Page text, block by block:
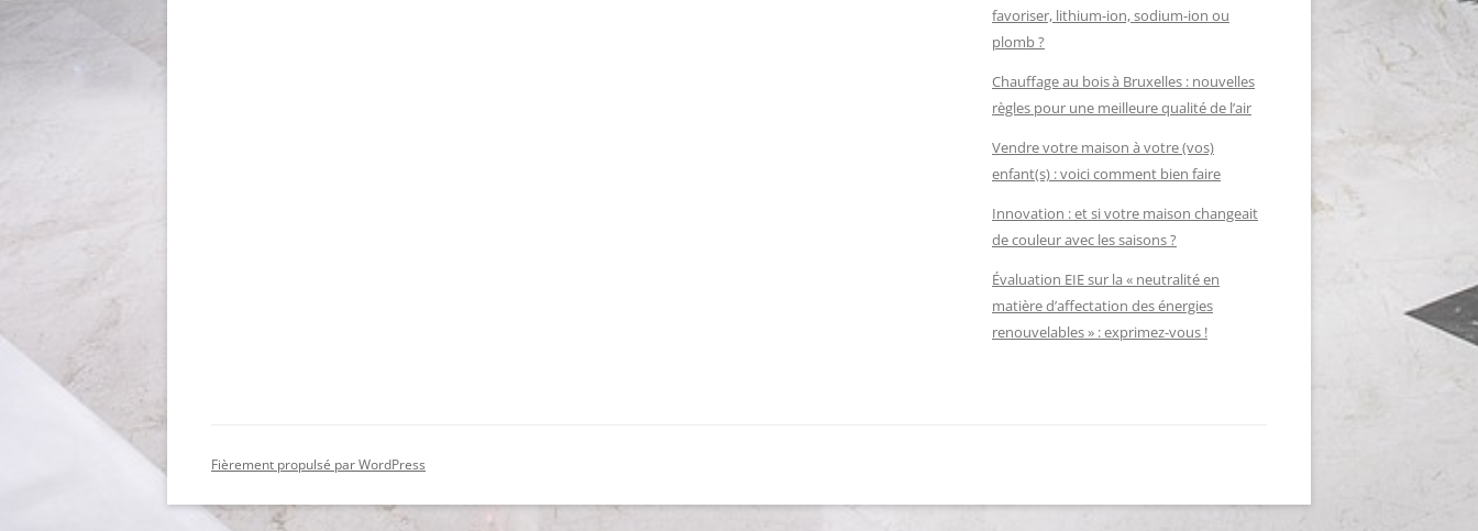
favoriser, lithium-ion, sodium-ion ou
plomb ?
Chauffage au bois à Bruxelles : nouvelles
règles pour une meilleure qualité de l’air
Vendre votre maison à votre (vos)
enfant(s) : voici comment bien faire
Innovation : et si votre maison changeait
de couleur avec les saisons ?
Évaluation EIE sur la « neutralité en
matière d’affectation des énergies
renouvelables » : exprimez-vous !
Fièrement propulsé par WordPress